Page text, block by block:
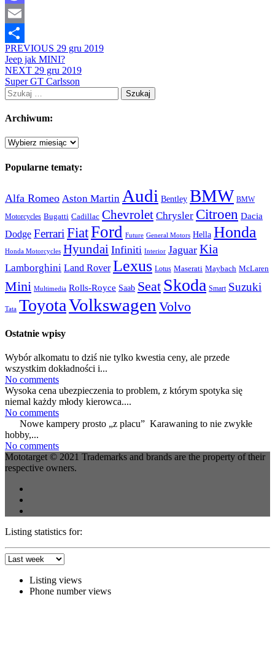
Mastodon
Email
Share
PREVIOUS 29 gru 2019
Jeep jak MINI?
NEXT 29 gru 2019
Super GT Carlsson
Szukaj:
Archiwum:
Archiwum:
Popularne tematy:
Alfa Romeo Aston Martin Audi Bentley BMW BMW
Motorcycles Bugatti Cadillac Chevrolet Chrysler Citroen Dacia
Dodge Ferrari FiatFord Future General Motors Hella Honda
Honda Motorcycles Hyundai Infiniti Interior Jaguar Kia
Lamborghini Land Rover Lexus Lotus Maserati Maybach McLaren
Mini Multimedia Rolls-Royce Saab Seat Skoda Smart Suzuki
Tata ToyotaVolkswagen Volvo
Ostatnie wpisy
Wybór alkomatu to dziś nie tylko kwestia ceny, ale przede
wszystkim dokładności i...
No comments
Wysoka cena ubezpieczenia to problem, z którym spotyka się
niemal każdy młody kierowca....
No comments
Nowe kampery prosto „z placu” Karawaning to nie zwykłe
hobby,...
No comments
Mototarget © 2021 Trademarks and brands are the property of their
respective owners.
Listing statistics for:
Listing views
Phone number views